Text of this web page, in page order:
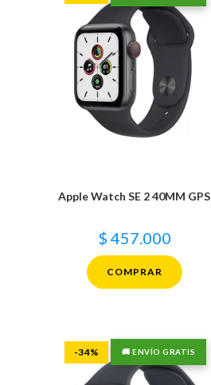
Apple Watch SE 2 40MM GPS
$ 457.000
COMPRAR
🚚 ENVÍO GRATIS
-34%